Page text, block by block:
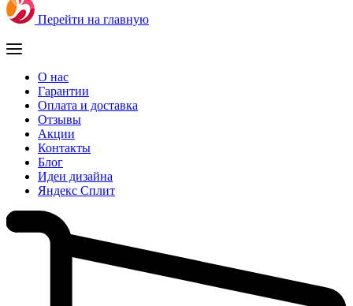
Перейти на главную
О нас
Гарантии
Оплата и доставка
Отзывы
Акции
Контакты
Блог
Идеи дизайна
Яндекс Сплит